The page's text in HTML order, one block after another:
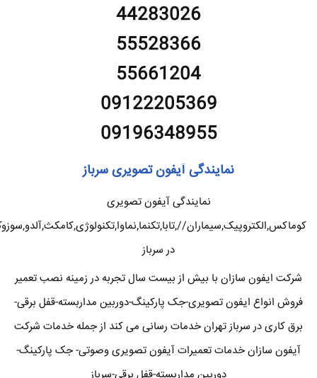
44283026
55528366
55661204
09122205369
09196348955
نمایندگی آیفون تصویری سرباز
نمایندگی آیفون تصویری
کوماکس,الکتروپیک,سیماران//
در سرباز
شرکت ایفون سازان با بیش از بیست سال تجربه در زمینه نصب تعمیر
فروش انواع ایفون تصویری-جک پارکینگ-دوربین مداربسته-قفل برقی-
برق کاری در سرباز تهران خدمات رسانی می کند از جمله خدمات شرکت
آیفون سازان خدمات تعمیرات آیفون تصویری وصوتی- جک پارکینگ-